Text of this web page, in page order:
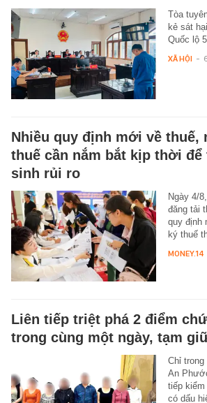
Tòa
kẻ sát
Quốc lộ
XÃ HỘI -
Nhiều quy định mới về thuế,
thuế cần nắm bắt kịp thời để
sinh rủi ro
Ngày 4/
đăng tải
quy định
ký thuế
MONEY.14
Liên tiếp triệt phá 2 điểm
trong cùng một ngày, tạm
Chỉ trong
An
tiếp
có dấu